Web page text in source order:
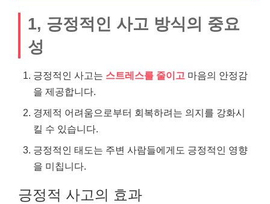
1, 긍정적인 사고 방식의 중요
성
긍정적인 사고는 스트레스를 줄이고 마음의 안정감
을 제공합니다.
경제적 어려움으로부터 회복하려는 의지를 강화시
킬 수 있습니다.
긍정적인 태도는 주변 사람들에게도 긍정적인 영향
을 미칩니다.
긍정적 사고의 효과